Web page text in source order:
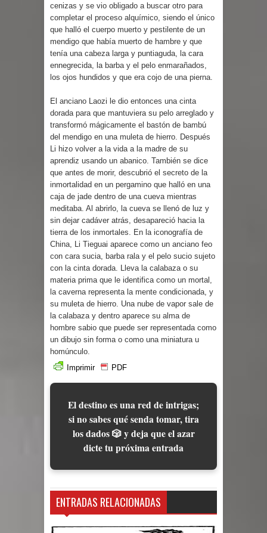
cenizas y se vio obligado a buscar otro para
completar el proceso alquímico, siendo el único
que halló el cuerpo muerto y pestilente de un
mendigo que había muerto de hambre y que
tenía una cabeza larga y puntiaguda, la cara
ennegrecida, la barba y el pelo enmarañados,
los ojos hundidos y que era cojo de una pierna.
El anciano Laozi le dio entonces una cinta
dorada para que mantuviera su pelo arreglado y
transformó mágicamente el bastón de bambú
del mendigo en una muleta de hierro. Después
Li hizo volver a la vida a la madre de su
aprendiz usando un abanico. También se dice
que antes de morir, descubrió el secreto de la
inmortalidad en un pergamino que halló en una
caja de jade dentro de una cueva mientras
meditaba. Al abrirlo, la cueva se llenó de luz y
sin dejar cadáver atrás, desapareció hacia la
tierra de los inmortales. En la iconografía de
China, Li Tieguai aparece como un anciano feo
con cara sucia, barba rala y el pelo sucio sujeto
con la cinta dorada. Lleva la calabaza o su
materia prima que le identifica como un mortal,
la caverna representa la mente condicionada, y
su muleta de hierro. Una nube de vapor sale de
la calabaza y dentro aparece su alma de
hombre sabio que puede ser representada como
un dibujo sin forma o como una miniatura u
homúnculo.
Imprimir
PDF
El destino es una red de intrigas;
si no sabes qué senda tomar, tira
los dados 🎲 y deja que el azar
dicte tu próxima entrada
ENTRADAS RELACIONADAS